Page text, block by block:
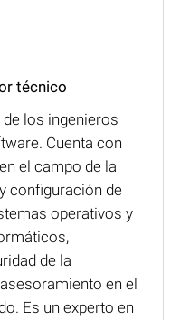
técnico
los ingenieros
Cuenta con
el campo de la
configuración de
operativos y
de la
en el
Es un experto en